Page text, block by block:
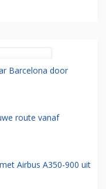
Barcelona door
route vanaf
Airbus A350-900 uit